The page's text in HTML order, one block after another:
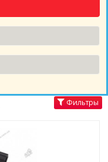
Фильтры